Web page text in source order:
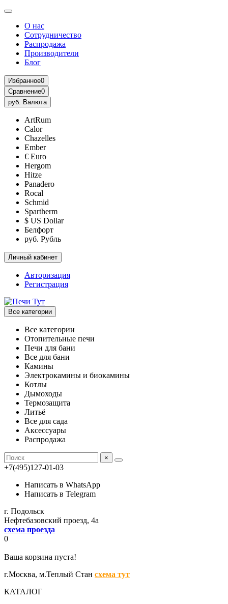
О нас
Сотрудничество
Распродажа
Производители
Блог
Избранное0
Сравнение0
руб. Валюта
ArtRum
Calor
Chazelles
Ember
€ Euro
Hergom
Hitze
Panadero
Rocal
Schmid
Spartherm
$ US Dollar
Белфорт
руб. Рубль
Личный кабинет
Авторизация
Регистрация
Все категории
Все категории
Отопительные печи
Печи для бани
Все для бани
Камины
Электрокамины и биокамины
Котлы
Дымоходы
Термозащита
Литьё
Все для сада
Аксессуары
Распродажа
×
+7(495)127-01-03
Написать в WhatsApp
Написать в Telegram
г. Подольск
Нефтебазовский проезд, 4а
схема проезда
0
Ваша корзина пуста!
г.Москва, м.Теплый Стан схема тут
КАТАЛОГ